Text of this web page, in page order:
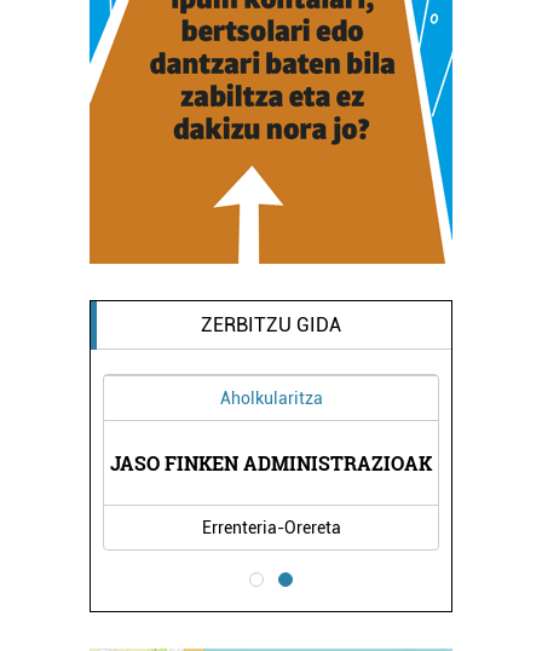
ZERBITZU GIDA
Aholkularitza
JASO FINKEN ADMINISTRAZIOAK
Errenteria-Orereta